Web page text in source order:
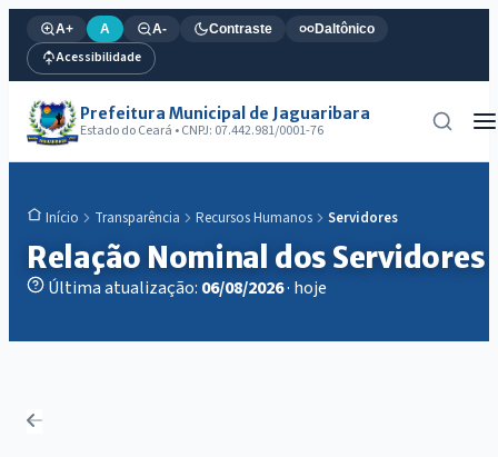
A+ A A- Contraste Daltônico
Acessibilidade
Prefeitura Municipal de Jaguaribara
Estado do Ceará • CNPJ: 07.442.981/0001-76
Início Transparência Recursos Humanos Servidores
Relação Nominal dos Servidores
Última atualização: 06/08/2026· hoje